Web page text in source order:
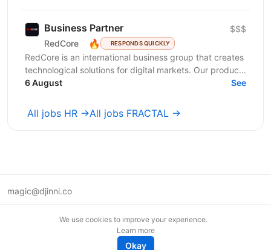
Business Partner
RedCore 🔥 RESPONDS QUICKLY
$$$
RedCore is an international business group that creates
technological solutions for digital markets. Our products
and services cover fintech, marketing,...
6 August See
All jobs HR →All jobs FRACTAL →
magic@djinni.co
We use cookies to improve your experience.
Learn more
Okay